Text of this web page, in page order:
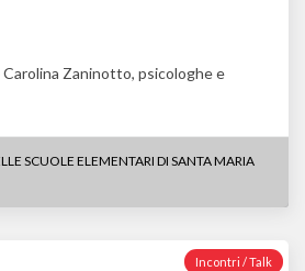
Zaninotto, psicologhe e
SCUOLE ELEMENTARI DI SANTA MARIA
Incontri / Talk